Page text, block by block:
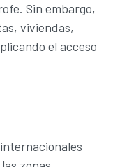
Sin embargo,
viviendas,
el acceso